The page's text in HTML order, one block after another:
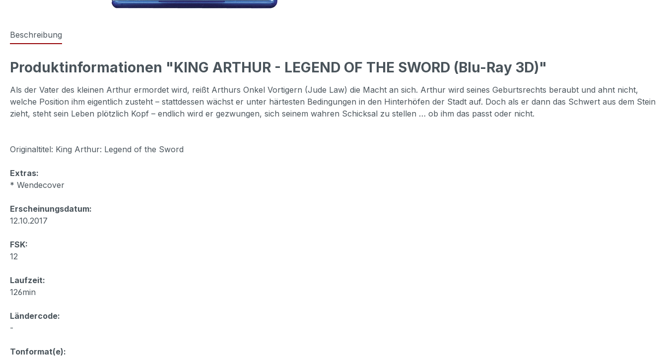
Beschreibung
Produktinformationen "KING ARTHUR - LEGEND OF THE SWORD (Blu-Ray 3D)"
Als der Vater des kleinen Arthur ermordet wird, reißt Arthurs Onkel Vortigern (Jude Law) die Macht an sich. Arthur wird seines Geburtsrechts beraubt und ahnt nicht,
welche Position ihm eigentlich zusteht – stattdessen wächst er unter härtesten Bedingungen in den Hinterhöfen der Stadt auf. Doch als er dann das Schwert aus dem Stein
zieht, steht sein Leben plötzlich Kopf – endlich wird er gezwungen, sich seinem wahren Schicksal zu stellen … ob ihm das passt oder nicht.
Originaltitel: King Arthur: Legend of the Sword
Extras:
* Wendecover
Erscheinungsdatum:
12.10.2017
FSK:
12
Laufzeit:
126min
Ländercode:
-
Tonformat(e):